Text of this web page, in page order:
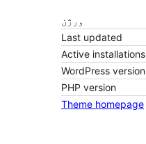
ورژن
Last updated
Active installations
WordPress version
PHP version
Theme homepage